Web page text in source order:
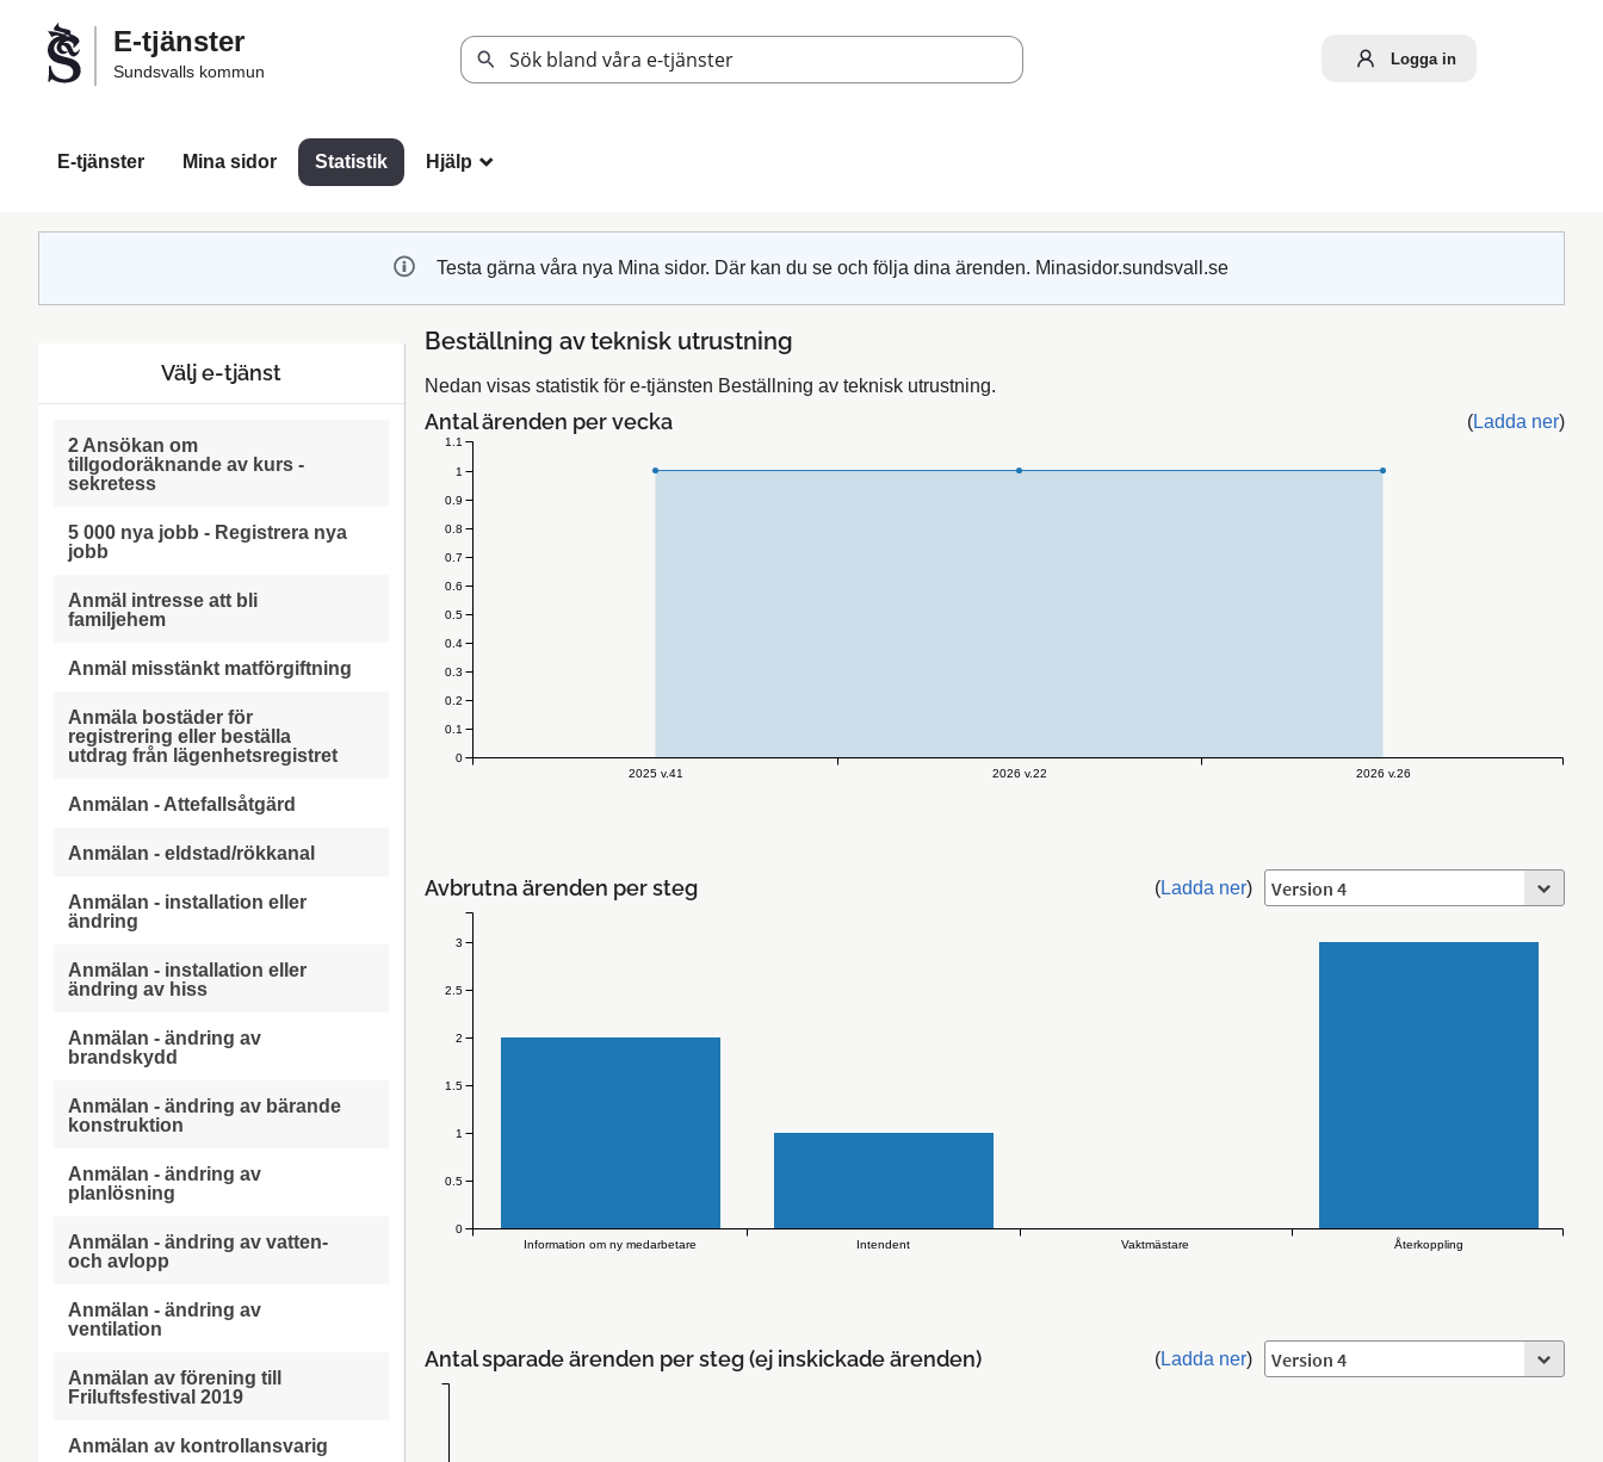
Välkommen
Sundsvalls
E-tjänster
Sundsvalls kommun
Logga in
E-tjänster Mina sidor Statistik Hjälp _
Testa gärna våra nya Mina sidor. Där kan du se och följa dina ärenden. Minasidor.sundsvall.se
Välj e-tjänst
2 Ansökan om
tillgodoräknande av kurs -
sekretess
5 000 nya jobb - Registrera nya
jobb
Anmäl intresse att bli
familjehem
Anmäl misstänkt matförgiftning
Anmäla bostäder för
registrering eller beställa
utdrag från lägenhetsregistret
Anmälan - Attefallsåtgärd
Anmälan - eldstad/rökkanal
Anmälan - installation eller
ändring
Anmälan - installation eller
ändring av hiss
Anmälan - ändring av
brandskydd
Anmälan - ändring av bärande
konstruktion
Anmälan - ändring av
planlösning
Anmälan - ändring av vatten-
och avlopp
Anmälan - ändring av
ventilation
Anmälan av förening till
Friluftsfestival 2019
Anmälan av kontrollansvarig
Beställning av teknisk utrustning
Nedan visas statistik för e-tjänsten Beställning av teknisk utrustning.
Antal ärenden per vecka (Ladda ner)
2025 v.41 2026 v.22 2026 v.26
0
0.1
0.2
0.3
0.4
0.5
0.6
0.7
0.8
0.9
1
1.1
Avbrutna ärenden per steg (Ladda ner)
Information om ny medarbetare Intendent Vaktmästare Återkoppling
0
0.5
1
1.5
2
2.5
3
Antal sparade ärenden per steg (ej inskickade ärenden) (Ladda ner)